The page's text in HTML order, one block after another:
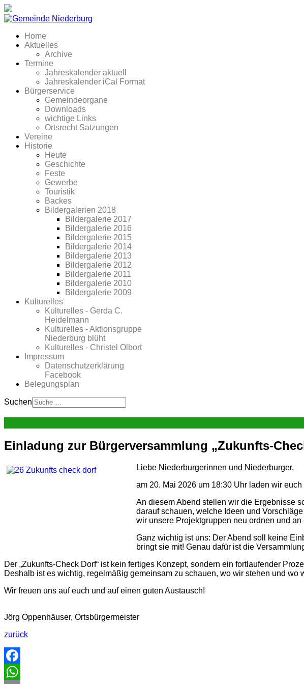
Home
Aktuelles
Archive
Termine
Jahreskalender aktuell
Jahreskalender iCal Format
Bürgerservice
Gemeindeorgane
Downloads
wichtige Links
Ortsrecht Satzungen
Vereine
Historie
Heute
Geschichte
Feste
Gewerbe
Touristik
Backes
Bildergalerien 2018
Bildergalerie 2017
Bildergalerie 2016
Bildergalerie 2015
Bildergalerie 2014
Bildergalerie 2013
Bildergalerie 2012
Bildergalerie 2011
Bildergalerie 2010
Bildergalerie 2009
Kulturelles
Kulturelles - Gerda C.
Heidelmann
Kulturelles - Aktionsgruppe
Niederburg blüht
Kulturelles - Christel Olbort
Impressum
Datenschutzerklärung
Facebook
Belegungsplan
Suchen
Einladung zur Bürgerversammlung „Zukunfts-
Liebe Niederburgerinnen und Niederburger,
am 20. Mai 2026 um 18:30 Uhr laden wir
An diesem Abend stellen wir die Ergebnisse
darauf schauen, welche Ideen und
wir unsere Projektgruppen neu ordnen und
Ganz wichtig ist uns: Der Abend soll keine
bringt sie mit! Genau dafür ist die
Der „Zukunfts-Check Dorf“ ist kein fertiges Konzept, sondern ein fortlaufender
Deshalb ist es wichtig, regelmäßig gemeinsam zu schauen, wo wir stehen und wo
Wir freuen uns auf euch und auf einen guten Austausch!
Jörg Oppenhäuser, Ortsbürgermeister
zurück
Facebook